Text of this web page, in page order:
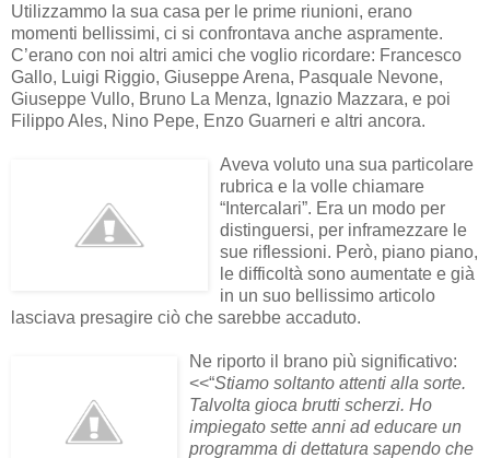
Utilizzammo la sua casa per le prime riunioni, erano
momenti bellissimi, ci si confrontava anche aspramente.
C’erano con noi altri amici che voglio ricordare: Francesco
Gallo, Luigi Riggio, Giuseppe Arena, Pasquale Nevone,
Giuseppe Vullo, Bruno La Menza, Ignazio Mazzara, e poi
Filippo Ales, Nino Pepe, Enzo Guarneri e altri ancora.
Aveva voluto una sua particolare
rubrica e la volle chiamare
“Intercalari”. Era un modo per
distinguersi, per inframezzare le
sue riflessioni. Però, piano piano,
le difficoltà sono aumentate e già
in un suo bellissimo articolo
lasciava presagire ciò che sarebbe accaduto.
Ne riporto il brano più significativo:
<<“Stiamo soltanto attenti alla sorte.
Talvolta gioca brutti scherzi. Ho
impiegato sette anni ad educare un
programma di dettatura sapendo che